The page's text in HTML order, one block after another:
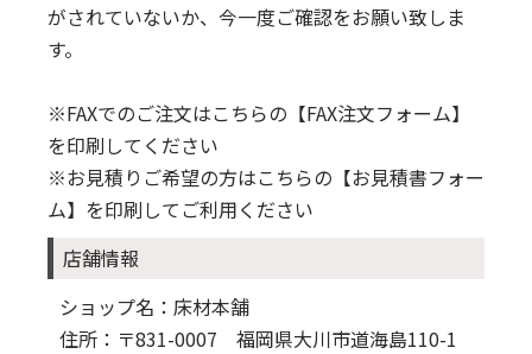
がされていないか、今一度ご確認をお願い致しま
す。
※FAXでのご注文はこちらの 【FAX注文フォーム】
を印刷してください
※お見積りご希望の方はこちらの 【お見積書フォー
ム】 を印刷してご利用ください
店舗情報
ショップ名：床材本舗
住所：〒831-0007 福岡県大川市道海島110-1